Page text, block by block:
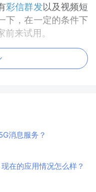
彩信群发以及视频短
下，在一定的条件下
来试用。
消息服务？
在的应用情况怎么样？